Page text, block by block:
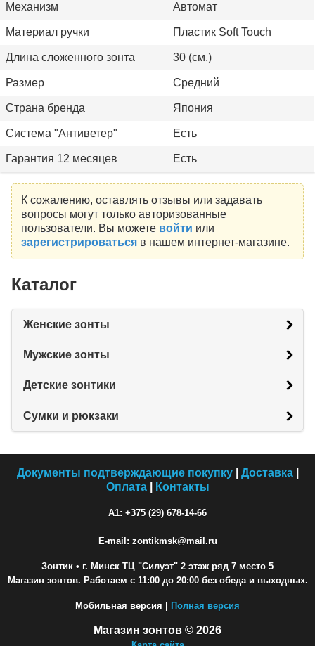
Механизм Автомат
Материал ручки Пластик Soft Touch
Длина сложенного зонта 30 (см.)
Размер Средний
Страна бренда Япония
Система "Антиветер" Есть
Гарантия 12 месяцев Есть
К сожалению, оставлять отзывы или задавать
вопросы могут только авторизованные
пользователи. Вы можете войти или
зарегистрироватьсяв нашем интернет-магазине.
Каталог
Женские зонты
Мужские зонты
Детские зонтики
Сумки и рюкзаки
Документы подтверждающие покупку| Доставка|
Оплата| Контакты
A1: +375 (29) 678-14-66
E-mail: zontikmsk@mail.ru
Зонтик • г. Минск ТЦ "Силуэт" 2 этаж ряд 7 место 5
Магазин зонтов. Работаем с 11:00 до 20:00 без обеда и выходных.
Мобильная версия | Полная версия
Магазин зонтов © 2026